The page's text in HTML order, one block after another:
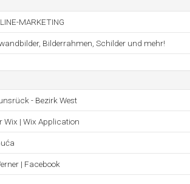
MARKETING
Bilderrahmen, Schilder und mehr!
- Bezirk West
Wix | Wix Application
| Facebook